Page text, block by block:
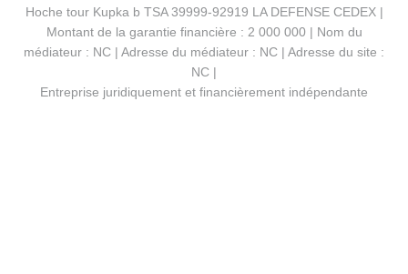
Hoche tour Kupka b TSA 39999-92919 LA DEFENSE CEDEX |
Montant de la garantie financière : 2 000 000 | Nom du
médiateur : NC | Adresse du médiateur : NC | Adresse du site :
NC |
Entreprise juridiquement et financièrement indépendante